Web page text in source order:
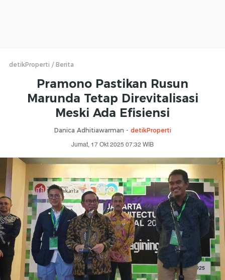
detikProperti Berita
Pramono Pastikan Rusun
Marunda Tetap Direvitalisasi
Meski Ada Efisiensi
Danica Adhitiawarman - detikProperti
Jumat, 17 Okt 2025 07:32 WIB